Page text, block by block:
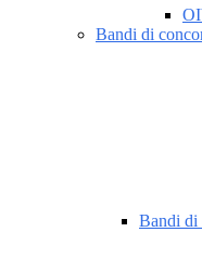
Bandi di
Bandi di